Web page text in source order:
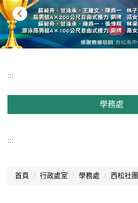
:::
學務處
訓育組
:::
首頁 行政處室 學務處 西松社團